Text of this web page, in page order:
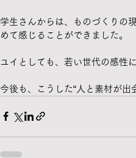
学生さんからは、ものづくりの
めて感じることができました。
ユイとしても、若い世代の感性
今後も、こうした“人と素材が出